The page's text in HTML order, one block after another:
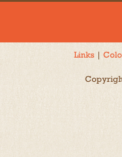
Links |